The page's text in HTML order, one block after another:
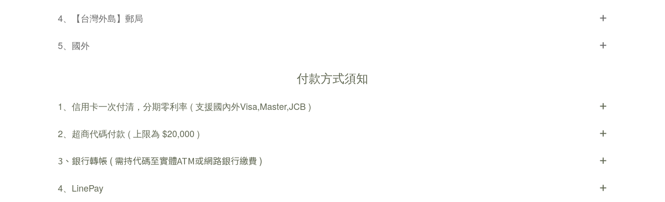
4、【台灣外島】郵局
5、國外
付款方式須知
1、信用卡一次付清，分期零利率 ( 支援國內外Visa,Master,JCB )
2、超商代碼付款 ( 上限為 $20,000 )
3、銀行轉帳 ( 需持代碼至實體ATM或網路銀行繳費 )
4、LinePay